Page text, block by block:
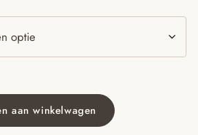
aan winkelwagen